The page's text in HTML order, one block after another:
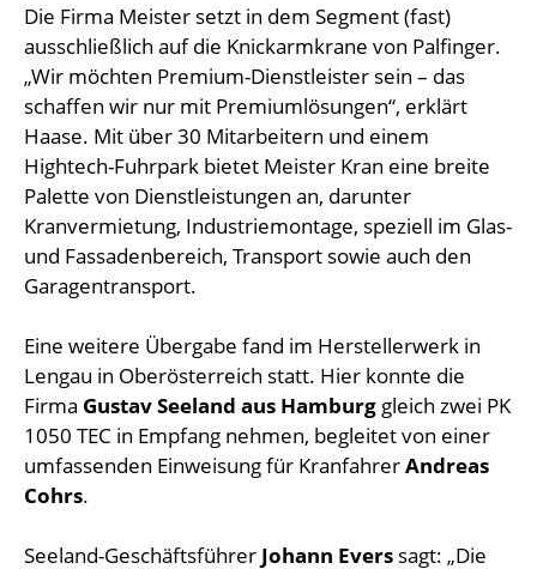
Die Firma Meister setzt in dem Segment (fast)
ausschließlich auf die Knickarmkrane von Palfinger.
„Wir möchten Premium-Dienstleister sein – das
schaffen wir nur mit Premiumlösungen“, erklärt
Haase. Mit über 30 Mitarbeitern und einem
Hightech-Fuhrpark bietet Meister Kran eine breite
Palette von Dienstleistungen an, darunter
Kranvermietung, Industriemontage, speziell im Glas-
und Fassadenbereich, Transport sowie auch den
Garagentransport.
Eine weitere Übergabe fand im Herstellerwerk in
Lengau in Oberösterreich statt. Hier konnte die
Firma Gustav Seeland aus Hamburg gleich zwei PK
1050 TEC in Empfang nehmen, begleitet von einer
umfassenden Einweisung für KranfahrerAndreas
Cohrs.
Seeland-Geschäftsführer Johann Evers sagt: „Die